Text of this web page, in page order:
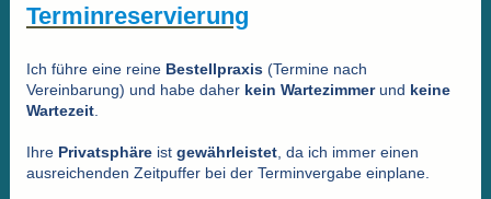
Terminreservierung
Ich führeeine reine Bestellpraxis(Termine nach
Vereinbarung) und habe daher kein Wartezimmerund keine
Wartezeit.
Ihre Privatsphäreist gewährleistet, da ich immer einen
ausreichenden Zeitpuffer bei der Terminvergabe einplane.